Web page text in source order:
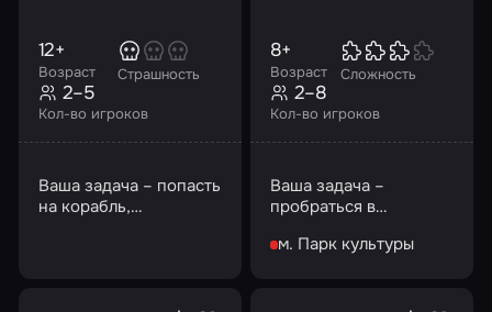
Возраст
12+
Страшность
Кол-во игроков
2–5
Ваша задача – попасть
на корабль,
Возраст
8+
Сложность
Кол-во игроков
2–8
Ваша задача –
пробраться в
батарею для ее
м. Парк культуры